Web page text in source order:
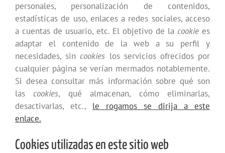
personales, personalización de contenidos,
estadísticas de uso, enlaces a redes sociales, acceso
a cuentas de usuario, etc. El objetivo de la cookie es
adaptar el contenido de la web a su perfil y
necesidades, sin cookies los servicios ofrecidos por
cualquier página se verían mermados notablemente.
Si desea consultar más información sobre qué son
las cookies, qué almacenan, cómo eliminarlas,
desactivarlas, etc., le rogamos se dirija a este
enlace.
Cookies utilizadas en este sitio web